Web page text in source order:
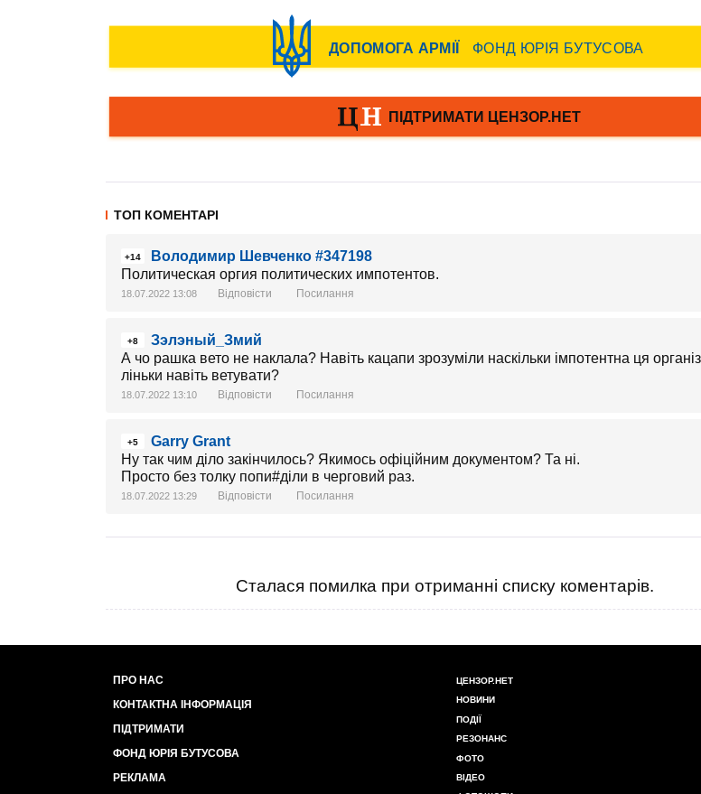
ТОП КОМЕНТАРІ
+14
Володимир Шевченко #347198
Политическая оргия политических импотентов.
18.07.2022 13:08 Відповісти Посилання
+8
Зэлэный_Змий
А чо рашка вето не наклала? Навіть кацапи зрозуміли наскільки імпотентна ця
ліньки навіть ветувати?
18.07.2022 13:10 Відповісти Посилання
+5
Garry Grant
Ну так чим діло закінчилось? Якимось офіційним документом? Та ні.
Просто без толку попи#діли в черговий раз.
18.07.2022 13:29 Відповісти Посилання
Сталася помилка при отриманні списку коментарів.
ПРО НАС
КОНТАКТНА ІНФОРМАЦІЯ
ПІДТРИМАТИ
ФОНД ЮРІЯ БУТУСОВА
РЕКЛАМА
ЦЕНЗОР.НЕТ
НОВИНИ
ПОДІЇ
РЕЗОНАНС
ФОТО
ВІДЕО